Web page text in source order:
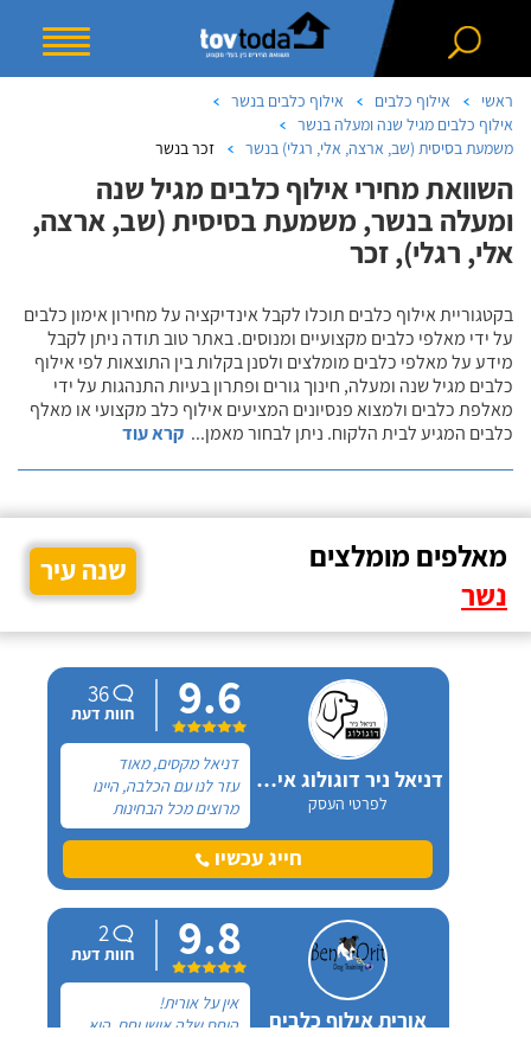
ראשי אילוף כלבים
אילוף כלבים בנשר
אילוף כלבים מגיל שנה ומעלה בנשר
משמעת בסיסית (שב, ארצה, אלי, רגלי) בנשר
זכר בנשר
השוואת מחירי אילוף כלבים מגיל שנה
ומעלה בנשר, משמעת בסיסית (שב, ארצה,
אלי, רגלי), זכר
בקטגוריית אילוף כלבים תוכלו לקבל אינדיקציה על מחירון אימון כלבים
על ידי מאלפי כלבים מקצועיים ומנוסים. באתר טוב תודה ניתן לקבל
מידע על מאלפי כלבים מומלצים ולסנן בקלות בין התוצאות לפי אילוף
כלבים מגיל שנה ומעלה, חינוך גורים ופתרון בעיות התנהגות על ידי
מאלפת כלבים ולמצוא פנסיונים המציעים אילוף כלב מקצועי או מאלף
כלבים המגיע לבית הלקוח. ניתן לבחור מאמן... קרא עוד
מאלפים מומלצים
נשר
שנה עיר
דניאל ניר דוגולוג אילוף כלבים
לפרטי העסק
9.6
36
חוות דעת
דניאל מקסים, מאוד
עזר לנו עם הכלבה, היינו
מרוצים מכל הבחינות
ואנחנו ממליצים בחום. יש
לנו כלבה שהיו לה בעיות
התנהגות שונות וזאת שהכי
אכילה מפח הזבל הביתי.
חייג עכשיו
אורית אילוף כלבים
9.8
2
חוות דעת
אין על אורית!
היחס שלה אישי וחם, היא